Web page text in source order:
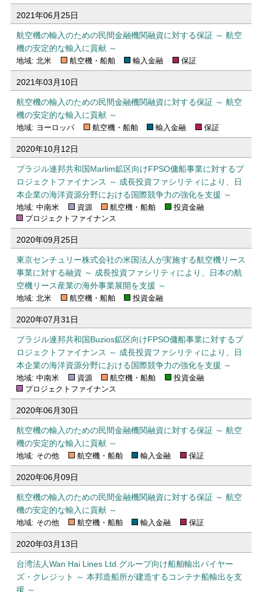
2021年06月25日
航空機の輸入のための民間金融機関融資に対する保証 ～ 航空
機の安定的な輸入に貢献 ～
地域: 北米 航空機・船舶 輸入金融 保証
2021年03月10日
航空機の輸入のための民間金融機関融資に対する保証 ～ 航空
機の安定的な輸入に貢献 ～
地域: ヨーロッパ 航空機・船舶 輸入金融 保証
2020年10月12日
ブラジル連邦共和国Marlim鉱区向けFPSO傭船事業に対するプ
ロジェクトファイナンス ～ 成長投資ファシリティにより、日
本企業の海洋資源分野における国際競争力の強化を支援 ～
地域: 中南米 資源 航空機・船舶
投資金融
プロジェクトファイナンス
2020年09月25日
東京センチュリー株式会社の米国法人が実施する航空機リース
事業に対する融資 ～ 成長投資ファシリティにより、日本の航
空機リース産業の海外事業展開を支援 ～
地域: 北米 航空機・船舶 投資金融
2020年07月31日
ブラジル連邦共和国Buzios鉱区向けFPSO傭船事業に対するプ
ロジェクトファイナンス ～ 成長投資ファシリティにより、日
本企業の海洋資源分野における国際競争力の強化を支援 ～
地域: 中南米 資源 航空機・船舶
投資金融
プロジェクトファイナンス
2020年06月30日
航空機の輸入のための民間金融機関融資に対する保証 ～ 航空
機の安定的な輸入に貢献 ～
地域: その他 航空機・船舶 輸入金融 保証
2020年06月09日
航空機の輸入のための民間金融機関融資に対する保証 ～ 航空
機の安定的な輸入に貢献 ～
地域: その他 航空機・船舶 輸入金融 保証
2020年03月13日
台湾法人Wan Hai Lines Ltd.グループ向け船舶輸出バイヤー
ズ・クレジット ～ 本邦造船所が建造するコンテナ船輸出を支
援 ～